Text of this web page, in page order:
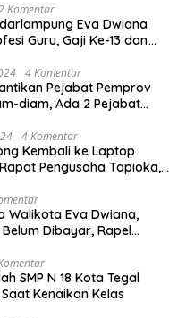
Komentar
Eva Dwiana
Guru, Gaji Ke-13 dan
4 Komentar
Pejabat Pemprov
diam, Ada 2 Pejabat
4 Komentar
Kembali ke Laptop
Pengusaha Tapioka,
Walikota Eva Dwiana,
Belum Dibayar, Rapel
SMP N 18 Kota Tegal
Kenaikan Kelas